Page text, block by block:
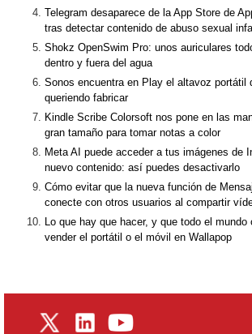
Telegram desaparece de la App Store de
tras detectar contenido de abuso sexual
Shokz OpenSwim Pro: unos auriculares
dentro y fuera del agua
Sonos encuentra en Play el altavoz portátil
queriendo fabricar
Kindle Scribe Colorsoft nos pone en las
gran tamaño para tomar notas a color
Meta AI puede acceder a tus imágenes de
nuevo contenido: así puedes desactivarlo
Cómo evitar que la nueva función de
conecte con otros usuarios al compartir
Lo que hay que hacer, y que todo el mundo
vender el portátil o el móvil en Wallapop